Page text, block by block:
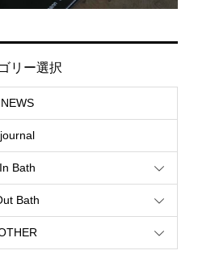
リー選択
NEWS
journal
In Bath
Bath